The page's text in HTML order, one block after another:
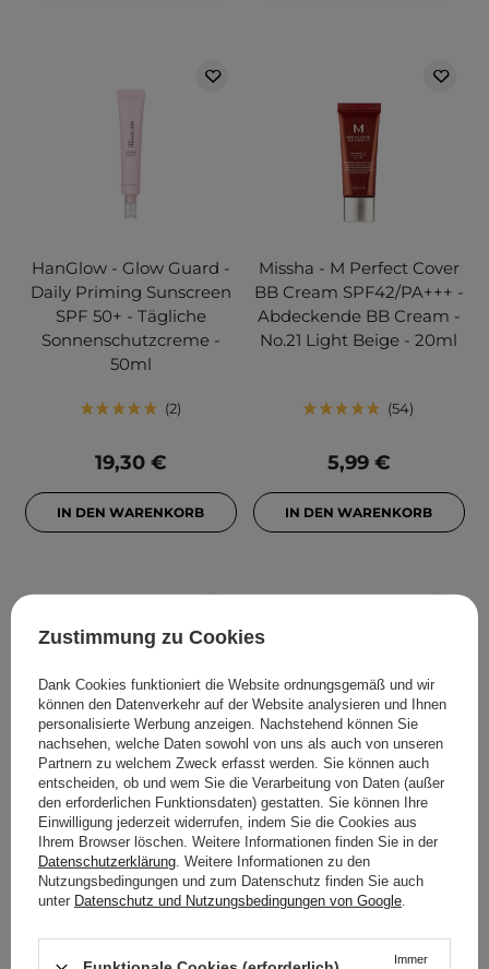
HanGlow - Glow Guard -
Daily Priming Sunscreen
SPF 50+ - Tägliche
Sonnenschutzcreme -
50ml
2
19,30 €
IN DEN WARENKORB
Missha - M Perfect Cover
BB Cream SPF42/PA+++ -
Abdeckende BB Cream -
No.21 Light Beige - 20ml
54
5,99 €
IN DEN WARENKORB
ELROEL - Cover Cream
Stick - Foundation in
Stiftform - Light - 13g
8
motomont - Afternoon
Facial Mist -
Feuchtigkeitsspendender
und fixierender Make-up-
Nebel - 100 ml
1
Zustimmung zu Cookies
Dank Cookies funktioniert die Website ordnungsgemäß und wir
können den Datenverkehr auf der Website analysieren und Ihnen
personalisierte Werbung anzeigen. Nachstehend können Sie
nachsehen, welche Daten sowohl von uns als auch von unseren
Partnern zu welchem Zweck erfasst werden. Sie können auch
entscheiden, ob und wem Sie die Verarbeitung von Daten (außer
den erforderlichen Funktionsdaten) gestatten. Sie können Ihre
Einwilligung jederzeit widerrufen, indem Sie die Cookies aus
Ihrem Browser löschen. Weitere Informationen finden Sie in der
Datenschutzerklärung . Weitere Informationen zu den
Nutzungsbedingungen und zum Datenschutz finden Sie auch
unter Datenschutz und Nutzungsbedingungen von Google
Immer